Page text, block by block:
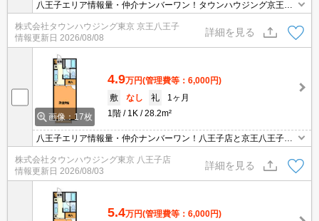
八王子エリア情報量・仲介ナンバーワン！タウンハウジング京王八
王子店です!お客様用駐車場もございますので車でのご来店も大歓迎
です！
株式会社タウンハウジング東京 京王八王子
情報更新日 2026/08/08
詳細を見る
画像：17枚
4.9万円(管理費等：6,000円)
敷
なし 礼
1ヶ月
1階
1K 28.2m²
八王子エリア情報量・仲介ナンバーワン！八王子店と京王八王子店
２店舗どちらでもご対応可能！
株式会社タウンハウジング東京 八王子店
情報更新日 2026/08/03
詳細を見る
5.4万円(管理費等：6,000円)